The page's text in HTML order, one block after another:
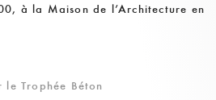
à la Maison de l’Architecture en
le Trophée Béton